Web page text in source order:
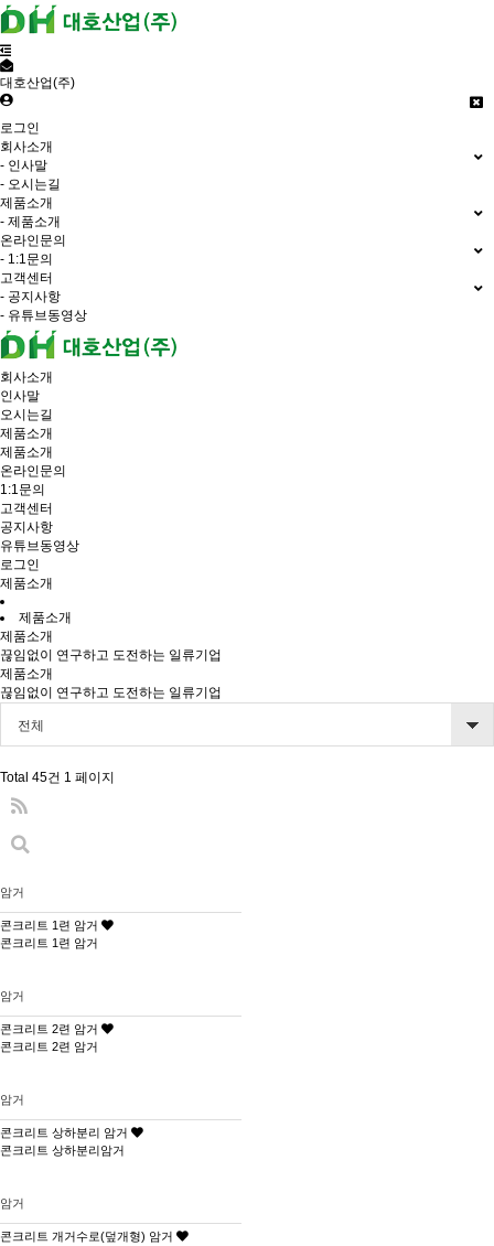
대호산업(주)
로그인
회사소개
- 인사말
- 오시는길
제품소개
- 제품소개
온라인문의
- 1:1문의
고객센터
- 공지사항
- 유튜브동영상
회사소개
인사말
오시는길
제품소개
제품소개
온라인문의
1:1문의
고객센터
공지사항
유튜브동영상
로그인
제품소개
제품소개
제품소개
끊임없이 연구하고 도전하는 일류기업
제품소개
끊임없이 연구하고 도전하는 일류기업
전체
Total 45건 1 페이지
암거
콘크리트 1련 암거
콘크리트 1련 암거
암거
콘크리트 2련 암거
콘크리트 2련 암거
암거
콘크리트 상하분리 암거
콘크리트 상하분리암거
암거
콘크리트 개거수로(덮개형) 암거